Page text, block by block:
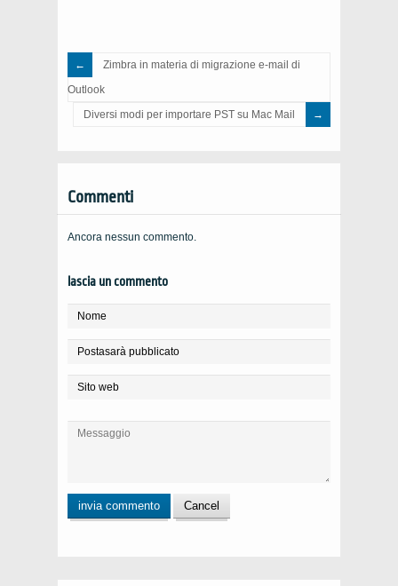
Zimbra in materia di migrazione e-mail di
Outlook
Diversi modi per importare PST su Mac Mail
Commenti
Ancora nessun commento.
lascia un commento